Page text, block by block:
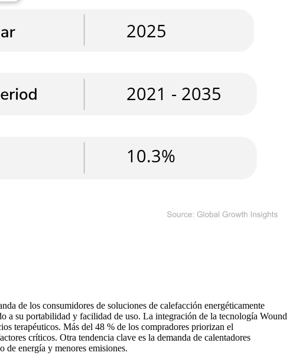
de los consumidores de soluciones de calefacción energéticamente
a su portabilidad y facilidad de uso. La integración de la tecnología Wound
terapéuticos. Más del 48 % de los compradores priorizan el
críticos. Otra tendencia clave es la demanda de calentadores
de energía y menores emisiones.